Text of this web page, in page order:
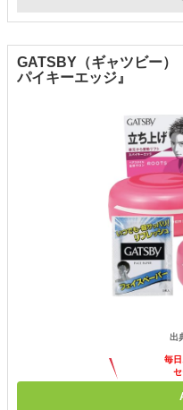
GATSBY（ギャツビー）
パイキーエッジ』
出
毎